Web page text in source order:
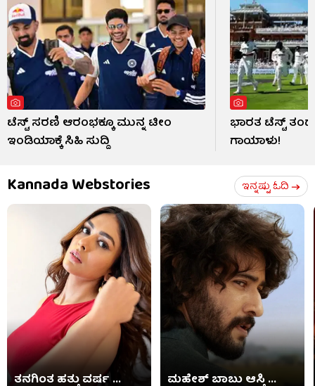
ಟೆಸ್ಟ್ ಸರಣಿ ಆರಂಭಕ್ಕೂ ಮುನ್ನ ಟೀಂ
ಇಂಡಿಯಾಕ್ಕೆ ಸಿಹಿ ಸುದ್ದಿ
ಭಾರತ ಟೆಸ್ಟ್
ಗಾಯಾಳು!
Kannada Webstories ಇನ್ನಷ್ಟು ಓದಿ
ತನಗಿಂತ ಹತ್ತು ವರ್ಷ ... ಮಹೇಶ್ ಬಾಬು ಆಸ್ತಿ ...